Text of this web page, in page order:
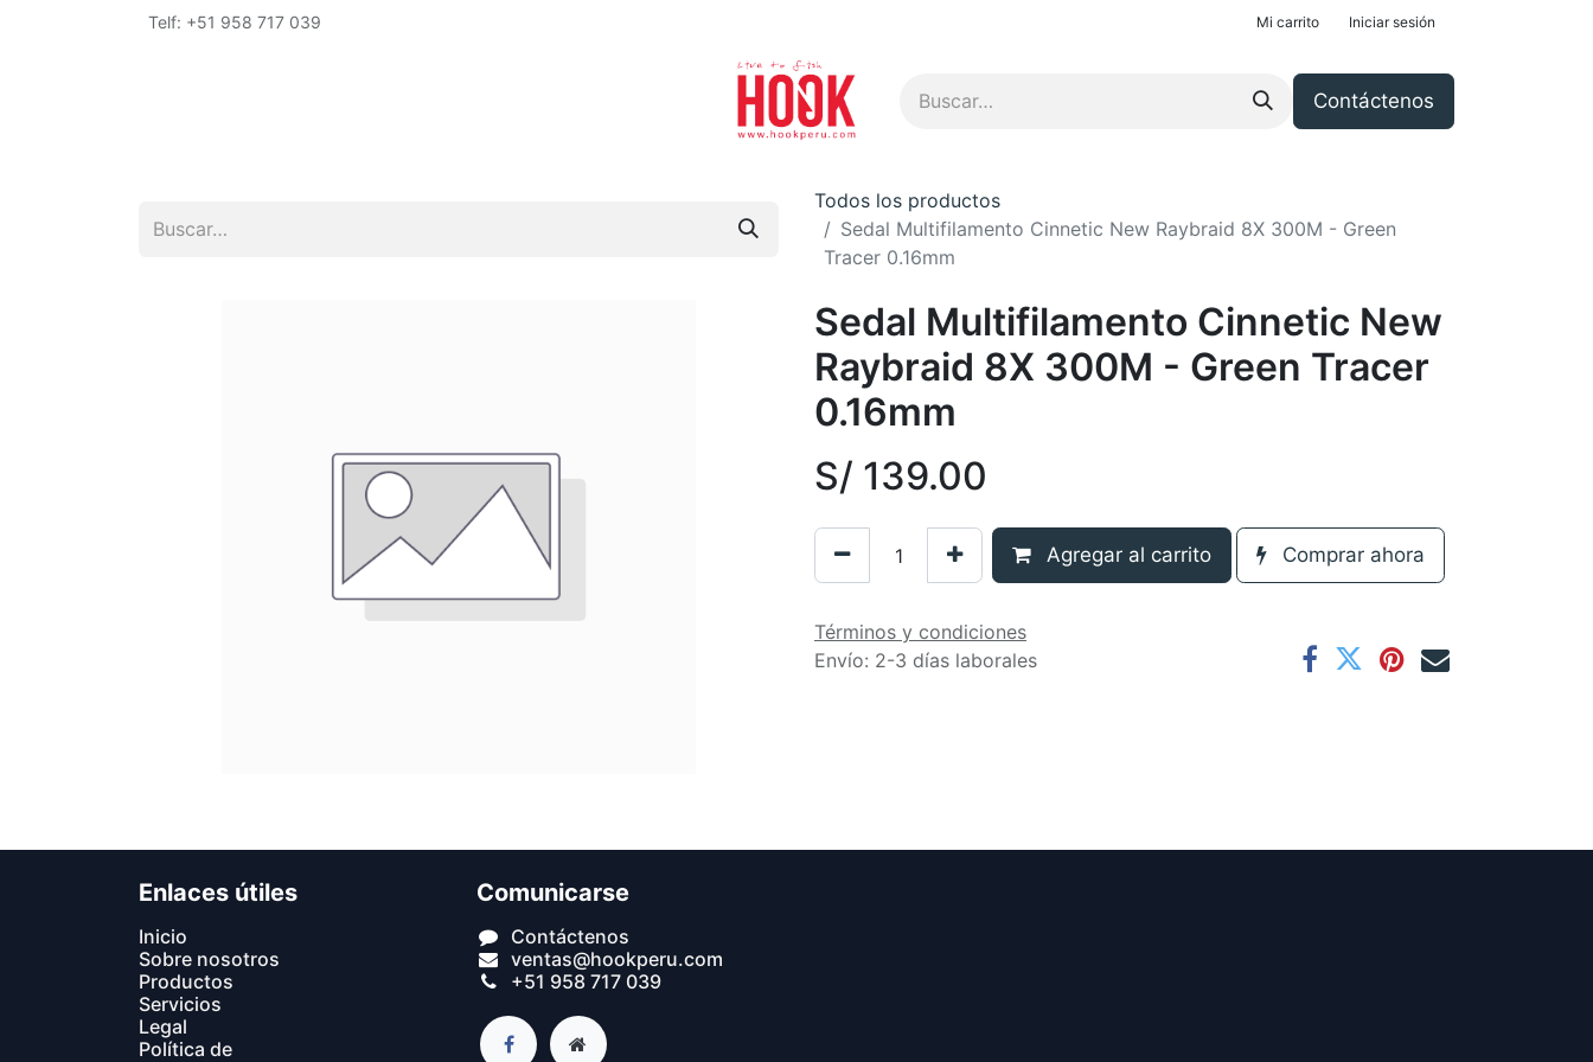
Telf: +51 958 717 039 Mi carrito Iniciar sesión
Contáctenos
Todos los productos
Sedal Multifilamento Cinnetic New Raybraid 8X 300M - Green
Tracer 0.16mm
Sedal Multifilamento Cinnetic New
Raybraid 8X 300M - Green Tracer
0.16mm
S/ 139.00
Agregar al carrito Comprar ahora
Términos y condiciones
Envío: 2-3 días laborales
Enlaces útiles
In​icio​
Sobre nosotros
Productos
Servicios
Legal
Política de
Comunicarse
Contáctenos
ventas@hookperu.com
+51 9​58 717 039